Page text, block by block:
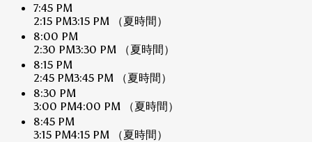
7:45 PM
2:15 PM3:15 PM
（夏時間）
8:00 PM
2:30 PM3:30 PM
（夏時間）
8:15 PM
2:45 PM3:45 PM
（夏時間）
8:30 PM
3:00 PM4:00 PM
（夏時間）
8:45 PM
3:15 PM4:15 PM
（夏時間）